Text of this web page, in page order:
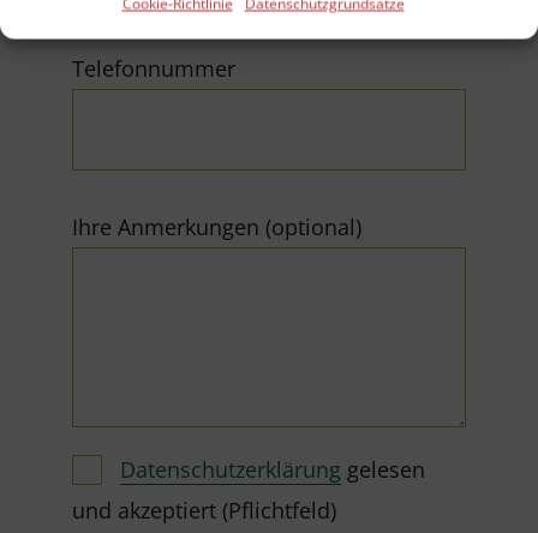
Telefonnummer
Ihre Anmerkungen (optional)
Datenschutzerklärung gelesen
und akzeptiert (Pflichtfeld)